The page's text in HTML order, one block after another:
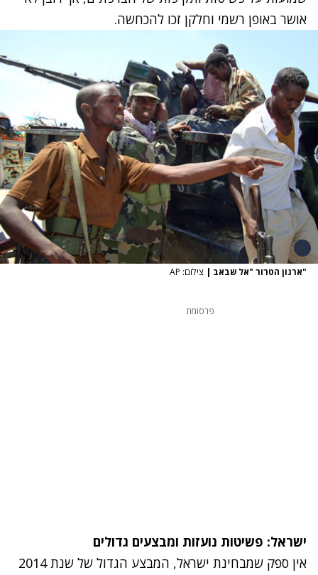
אושר באופן רשמי וחלקן זכו להכחשה.
"ארגון הטרור "אל שבאב | צילום: AP
פרסומת
ישראל: פשיטות נועזות ומבצעים גדולים
אין ספק שמבחינת ישראל, המבצע הגדול של שנת 2014